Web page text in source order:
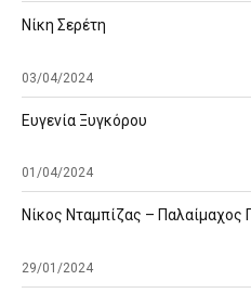
Νίκη Σερέτη
03/04/2024
Ευγενία Ξυγκόρου
01/04/2024
Νίκος Νταμπίζας – Παλαίμαχος
29/01/2024